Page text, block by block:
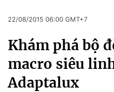
Chính trị
Xã hội
Pháp luật
Thể thao
Truyền hình
Văn hóa - Giải trí
Y tế
22/08/2015 06:00 GMT+7
Khám phá bộ
macro siêu
Adaptalux